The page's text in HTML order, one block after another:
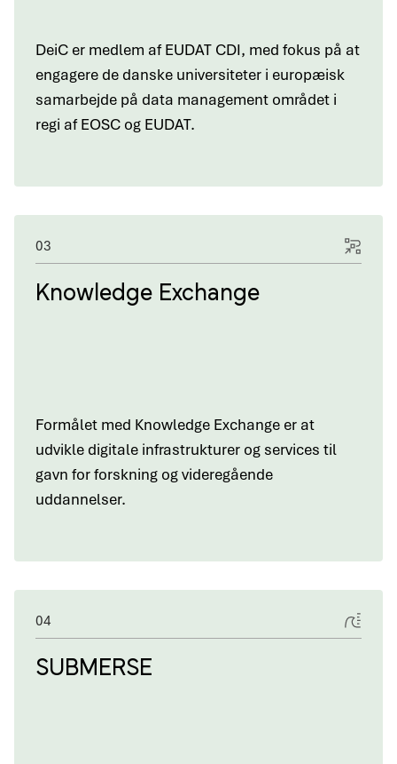
DeiC er medlem af EUDAT CDI, med fokus på at
engagere de danske universiteter i europæisk
samarbejde på data management området i
regi af EOSC og EUDAT.
03
Knowledge Exchange
Formålet med Knowledge Exchange er at
udvikle digitale infrastrukturer og services til
gavn for forskning og videregående
uddannelser.
04
SUBMERSE